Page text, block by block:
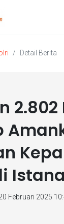
Detail Berita
2.802
Februari 2025